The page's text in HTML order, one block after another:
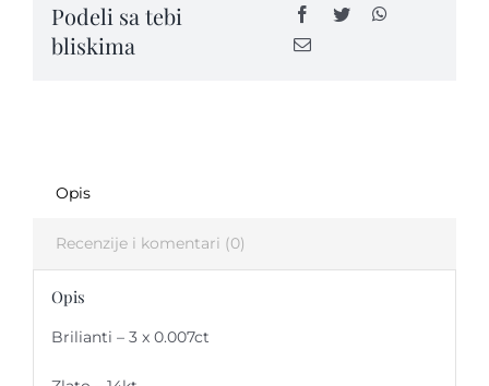
PVK1
quantity
Podeli sa tebi
bliskima
Opis
Recenzije i komentari (0)
Opis
Brilianti – 3 x 0.007ct